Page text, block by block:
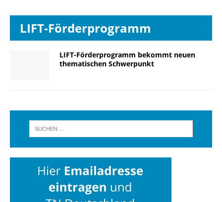
LIFT-Förderprogramm
LIFT-Förderprogramm bekommt neuen
thematischen Schwerpunkt